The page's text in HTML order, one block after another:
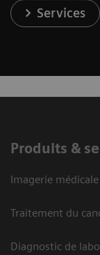
Services
Produits &
Imagerie médicale
Traitement du
Diagnostic de